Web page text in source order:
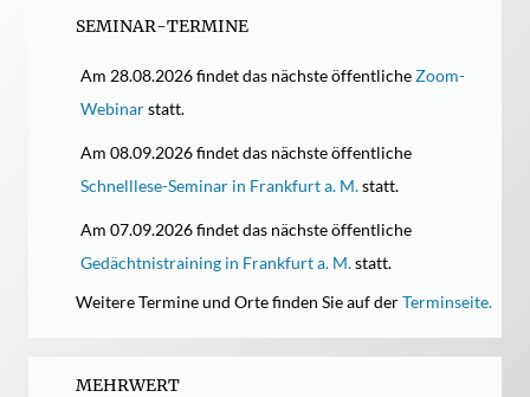
MEHRWERT
SEMINAR-TERMINE
Am 28.08.2026 findet das nächste öffentlicheZoom-
Webinarstatt.
Am 08.09.2026 findet das nächste öffentliche
Schnelllese-Seminar in Frankfurt a. M.statt.
Am 07.09.2026 findet das nächste öffentliche
Gedächtnistraining in Frankfurt a. M.statt.
Weitere Termine und Orte finden Sie auf derTerminseite.